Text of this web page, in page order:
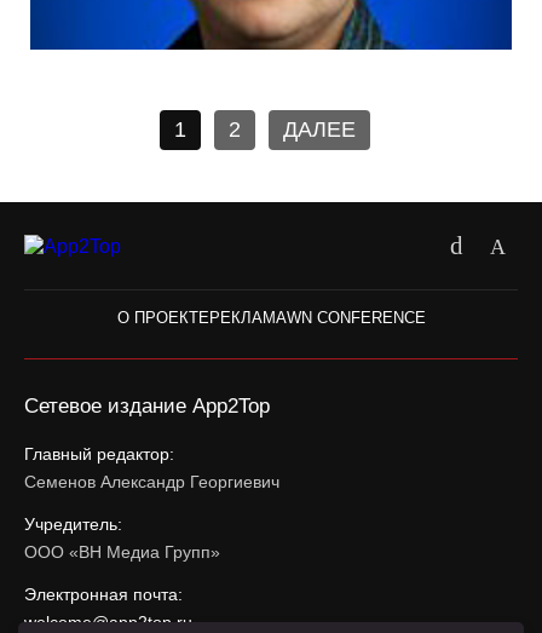
1 2 ДАЛЕЕ
О ПРОЕКТЕРЕКЛАМАWN CONFERENCE
Сетевое издание App2Top
Главный редактор:
Семенов Александр Георгиевич
Учредитель:
ООО «ВН Медиа Групп»
Электронная почта:
welcome@app2top.ru